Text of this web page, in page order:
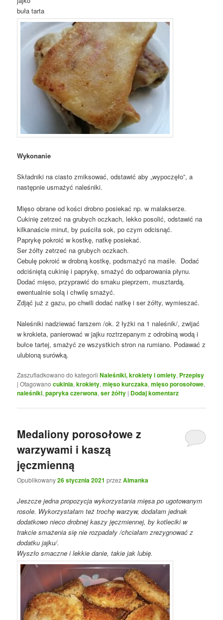
buła tarta
Wykonanie
Składniki na ciasto zmiksować, odstawić aby „wypoczęło”, a
następnie usmażyć naleśniki.
Mięso obrane od kości drobno posiekać np. w malakserze.
Cukinię zetrzeć na grubych oczkach, lekko posolić, odstawić na
kilkanaście minut, by puściła sok, po czym odcisnąć.
Paprykę pokroić w kostkę, natkę posiekać.
Ser żółty zetrzeć na grubych oczkach.
Cebulę pokroić w drobną kostkę, podsmażyć na maśle. Dodać
odciśniętą cukinię i paprykę, smażyć do odparowania płynu.
Dodać mięso, przyprawić do smaku pieprzem, musztardą,
ewentualnie solą i chwilę smażyć.
Zdjąć już z gazu, po chwili dodać natkę i ser żółty, wymieszać.
Naleśniki nadziewać farszem /ok. 2 łyżki na 1 naleśnik/, zwijać
w krokieta, panierować w jajku roztrzepanym z odrobiną wodą i
bułce tartej, smażyć ze wszystkich stron na rumiano. Podawać z
ulubioną surówką.
Zaszufladkowano do kategorii Naleśniki, krokiety i omlety, Przepisy
|Otagowano cukinia,krokiety,mięso kurczaka,mięso porosołowe,
naleśniki,papryka czerwona,ser żółty | Dodaj komentarz
Medaliony porosołowe z
warzywami i kaszą
jęczmienną
Opublikowany26 stycznia 2021 przezAlmanka
Jeszcze jedna propozycja wykorzystania mięsa po ugotowanym
rosole. Wykorzystałam też trochę warzyw, dodałam jednak
dodatkowo nieco drobnej kaszy jęczmiennej, by kotleciki w
trakcie smażenia się nie rozpadały /chciałam zrezygnować z
dodatku jajku/.
Wyszło smaczne i lekkie danie, takie jak lubię.